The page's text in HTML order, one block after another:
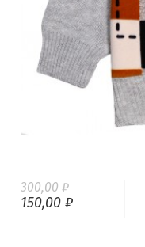
300,00 ₽
150,00 ₽